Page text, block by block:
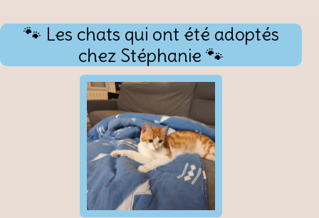
🐾 Les chats qui ont été adoptés
chez Stéphanie 🐾